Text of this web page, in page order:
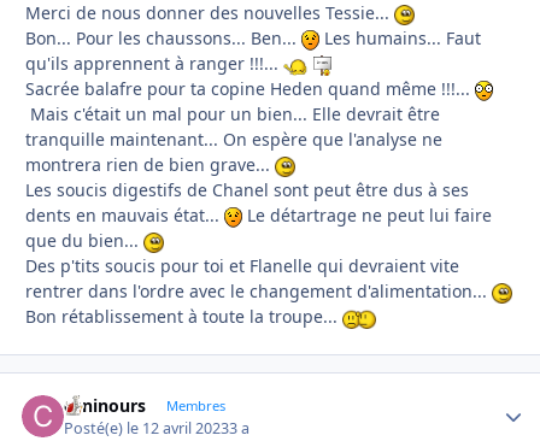
Merci de nous donner des nouvelles Tessie...
Bon... Pour les chaussons... Ben...
Les humains... Faut
qu'ils apprennent à ranger !!!...
Sacrée balafre pour ta copine Heden quand même !!!...
Mais c'était un mal pour un bien... Elle devrait être
tranquille maintenant... On espère que l'analyse ne
montrera rien de bien grave...
Les soucis digestifs de Chanel sont peut être dus à ses
dents en mauvais état...
Le détartrage ne peut lui faire
que du bien...
Des p'tits soucis pour toi et Flanelle qui devraient vite
rentrer dans l'ordre avec le changement d'alimentation...
Bon rétablissement à toute la troupe...
caninours Membres
Posté(e) le 12 avril 20233 a